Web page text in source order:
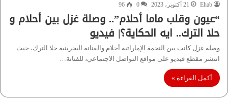
Ehab 21 أكتوبر، 2023 0
96
“عيون وقلب ماما أحلام”.. وصلة غزل بين أحلام و
حلا الترك.. ايه الحكاية؟| فيديو
وصلة غزل كانت بين النجمة الإماراتية أحلام والفنانة البحرينية حلا الترك، حيث
انتشر مقطع فيديو على مواقع التواصل الاجتماعي، للفنانة…
أكمل القراءة »